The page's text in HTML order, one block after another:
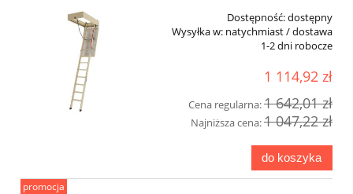
Dostępność:dostępny
Wysyłka w: natychmiast / dostawa
1-2 dni robocze
1 114,92 zł
Cena regularna:1 642,01 zł
Najniższa cena:1 047,22 zł
do koszyka
promocja